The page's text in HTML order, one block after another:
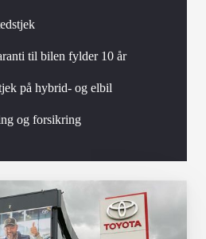
til bilen fylder 10 år
på hybrid- og elbil
og forsikring